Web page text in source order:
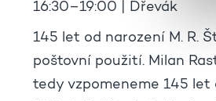
16:30–19:00 | Dřevák
145 let od narození M. R.
poštovní použití. Milan
tedy vzpomeneme 145 let